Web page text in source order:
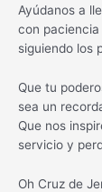
Ayúdanos a
con paciencia
siguiendo los
Que tu
sea un
Que nos
servicio y
Oh Cruz de